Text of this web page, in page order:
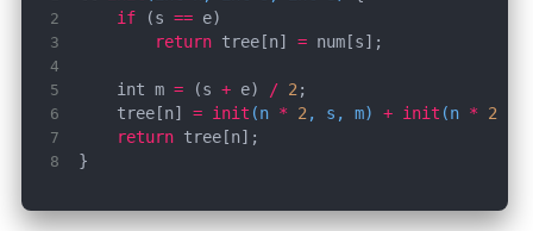
if (s ==
return tree[n] =
    int m
= (s + e) / 2
    tree[n]
= init (n * 2 , s, m) + init (n * 2
return
}